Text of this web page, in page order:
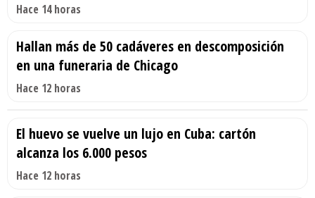
Hace 14 horas
Hallan más de 50 cadáveres en descomposición
en una funeraria de Chicago
Hace 12 horas
El huevo se vuelve un lujo en Cuba: cartón
alcanza los 6.000 pesos
Hace 12 horas